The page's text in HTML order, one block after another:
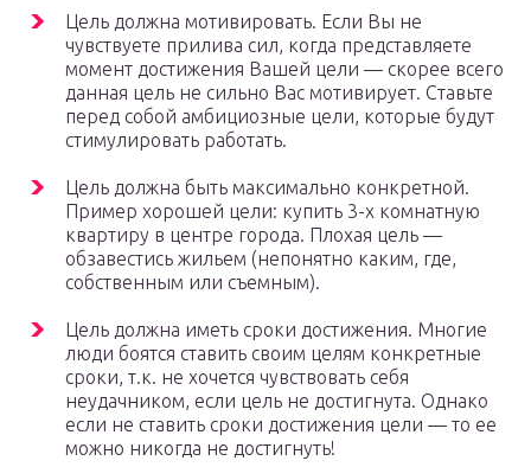
Цель должна мотивировать. Если Вы не
чувствуете прилива сил, когда представляете
момент достижения Вашей цели — скорее всего
данная цель не сильно Вас мотивирует. Ставьте
перед собой амбициозные цели, которые будут
стимулировать работать.
Цель должна быть максимально конкретной.
Пример хорошей цели: купить 3-х комнатную
квартиру в центре города. Плохая цель —
обзавестись жильем (непонятно каким, где,
собственным или съемным).
Цель должна иметь сроки достижения. Многие
люди боятся ставить своим целям конкретные
сроки, т.к. не хочется чувствовать себя
неудачником, если цель не достигнута. Однако
если не ставить сроки достижения цели — то ее
можно никогда не достигнуть!